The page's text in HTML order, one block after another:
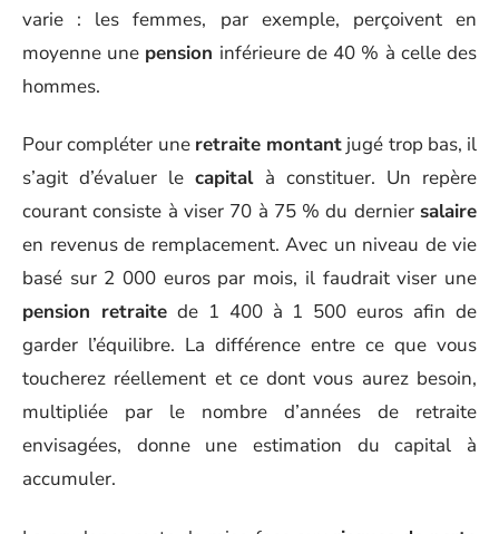
varie : les femmes, par exemple, perçoivent en
moyenne une pension inférieure de 40 % à celle des
hommes.
Pour compléter une retraite montant jugé trop bas, il
s’agit d’évaluer lecapitalà constituer. Un repère
courant consiste à viser 70 à 75 % du dernier salaire
en revenus de remplacement. Avec un niveau de vie
basé sur 2 000 euros par mois, il faudrait viser une
pension retraitede 1 400 à 1 500 euros afin de
garder l’équilibre. La différence entre ce que vous
toucherez réellement et ce dont vous aurez besoin,
multipliée par le nombre d’années de retraite
envisagées, donne une estimation du capital à
accumuler.